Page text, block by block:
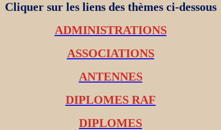
Cliquer sur les liens des thèmes ci-dessous
ADMINISTRATIONS
ASSOCIATIONS
ANTENNES
DIPLOMES RAF
DIPLOMES